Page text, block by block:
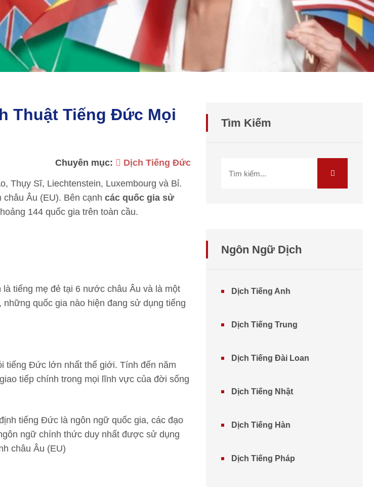
Thuật Tiếng Đức Mọi
Chuyên mục: Dịch Tiếng Đức
Thụy Sĩ, Liechtenstein, Luxembourg và Bỉ.
Âu (EU). Bên cạnh các quốc gia sử
144 quốc gia trên toàn cầu.
tiếng mẹ đẻ tại 6 nước châu Âu và là một
quốc gia nào hiện đang sử dụng tiếng
tiếng Đức lớn nhất thế giới. Tính đến năm
tiếp chính trong mọi lĩnh vực của đời sống
tiếng Đức là ngôn ngữ quốc gia, các đạo
ngữ chính thức duy nhất được sử dụng
châu Âu (EU)
Tìm Kiếm
Ngôn Ngữ Dịch
Dịch Tiếng Anh
Dịch Tiếng Trung
Dịch Tiếng Đài Loan
Dịch Tiếng Nhật
Dịch Tiếng Hàn
Dịch Tiếng Pháp